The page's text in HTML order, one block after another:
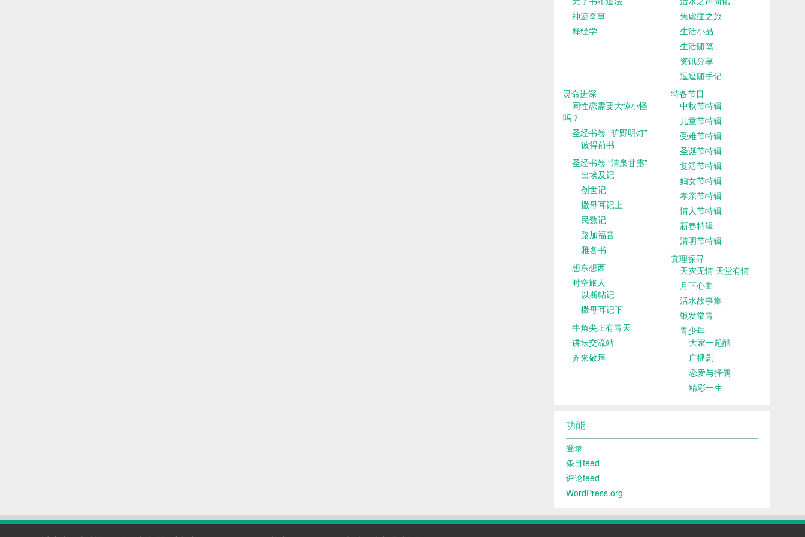
神迹奇事
释经学
焦虑症之旅
生活小品
生活随笔
资讯分享
逗逗随手记
灵命进深
同性恋需要大惊小怪
吗？
圣经书卷 “旷野明灯”
彼得前书
圣经书卷 “清泉甘露”
出埃及记
创世记
撒母耳记上
民数记
路加福音
雅各书
想东想西
时空旅人
以斯帖记
撒母耳记下
牛角尖上有青天
讲坛交流站
齐来敬拜
特备节目
中秋节特辑
儿童节特辑
受难节特辑
圣诞节特辑
复活节特辑
妇女节特辑
孝亲节特辑
情人节特辑
新春特辑
清明节特辑
真理探寻
天灾无情 天堂有情
月下心曲
活水故事集
银发常青
青少年
大家一起酷
广播剧
恋爱与择偶
精彩一生
功能
登录
条目feed
评论feed
WordPress.org